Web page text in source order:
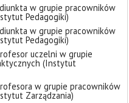
w grupie pracowników
Pedagogiki)
w grupie pracowników
Pedagogiki)
uczelni w grupie
(Instytut
w grupie pracowników
Zarządzania)